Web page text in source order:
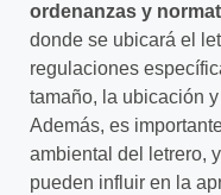
ordenanzas y
donde se ubicará el
regulaciones
tamaño, la ubicación
Además, es
ambiental del letrero,
pueden influir en la